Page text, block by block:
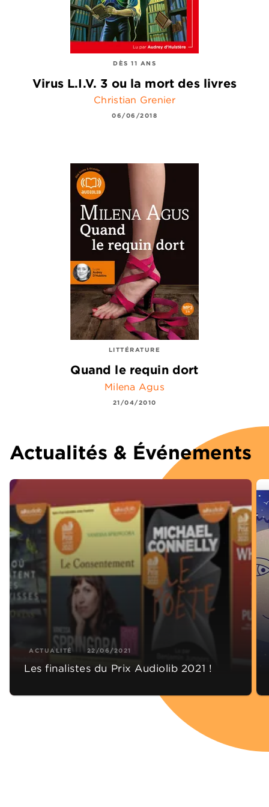
DÈS 11 ANS
Virus L.I.V. 3 ou la mort des livres
Christian Grenier
06/06/2018
LITTÉRATURE
Quand le requin dort
Milena Agus
21/04/2010
Actualités & Événements
ACTUALITÉ 22/06/2021
Les finalistes du Prix Audiolib 2021 !